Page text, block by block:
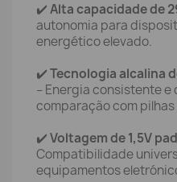
✔️Alta capacidade de
autonomia para
energético elevado.
✔️Tecnologia alcalina
– Energia consistente e
comparação com
✔️Voltagem de 1,5V
Compatibilidade
equipamentos